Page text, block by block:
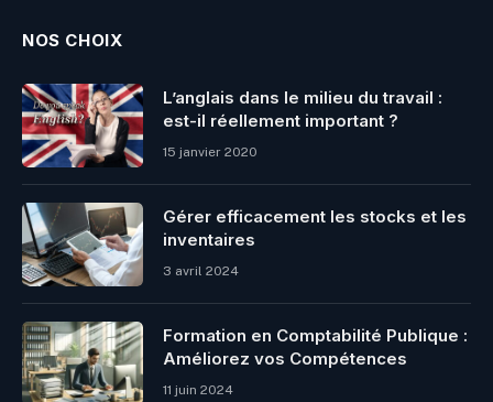
NOS CHOIX
L’anglais dans le milieu du travail :
est-il réellement important ?
15 janvier 2020
Gérer efficacement les stocks et les
inventaires
3 avril 2024
Formation en Comptabilité Publique :
Améliorez vos Compétences
11 juin 2024